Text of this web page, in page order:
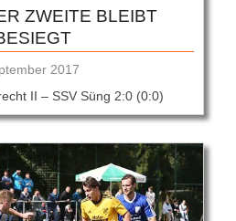
ZWEITE BLEIBT
2017
II – SSV Süng 2:0 (0:0)